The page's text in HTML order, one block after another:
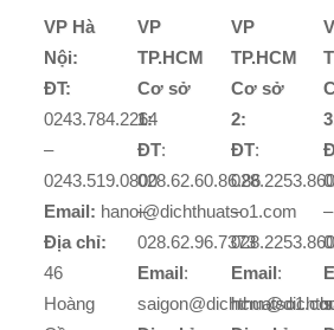
VP Hà
Nội:
ĐT:
0243.784.2264
–
0243.519.0800
Email: hanoi@dichthuatso1.com
Địa chỉ:
46
Hoàng
VP
TP.HCM
Cơ sở
1:
ĐT:
028.62.60.86.86
–
028.62.96.7373
Email:
VP
TP.HCM
Cơ sở
2:
ĐT:
–
Email:
–